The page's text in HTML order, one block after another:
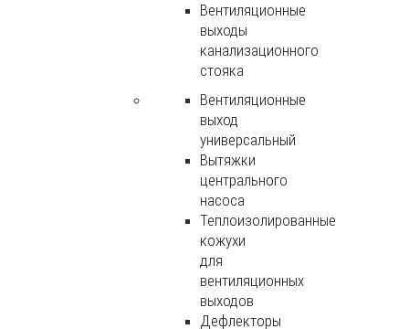
Вентиляционные
выходы
канализационного
стояка
Вентиляционные
выход
универсальный
Вытяжки
центрального
насоса
Теплоизолированные
кожухи
для
вентиляционных
выходов
Дефлекторы